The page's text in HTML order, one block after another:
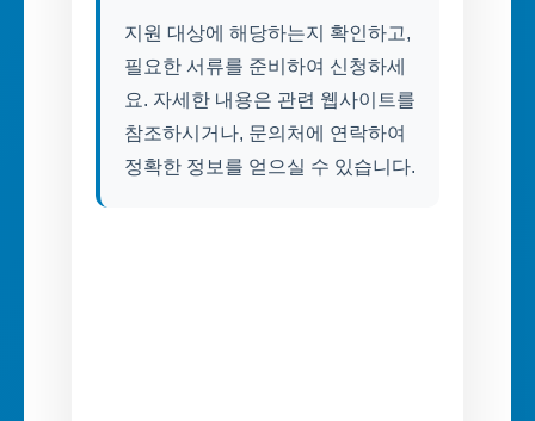
지원 대상에 해당하는지 확인하고,
필요한 서류를 준비하여 신청하세
요. 자세한 내용은 관련 웹사이트를
참조하시거나, 문의처에 연락하여
정확한 정보를 얻으실 수 있습니다.